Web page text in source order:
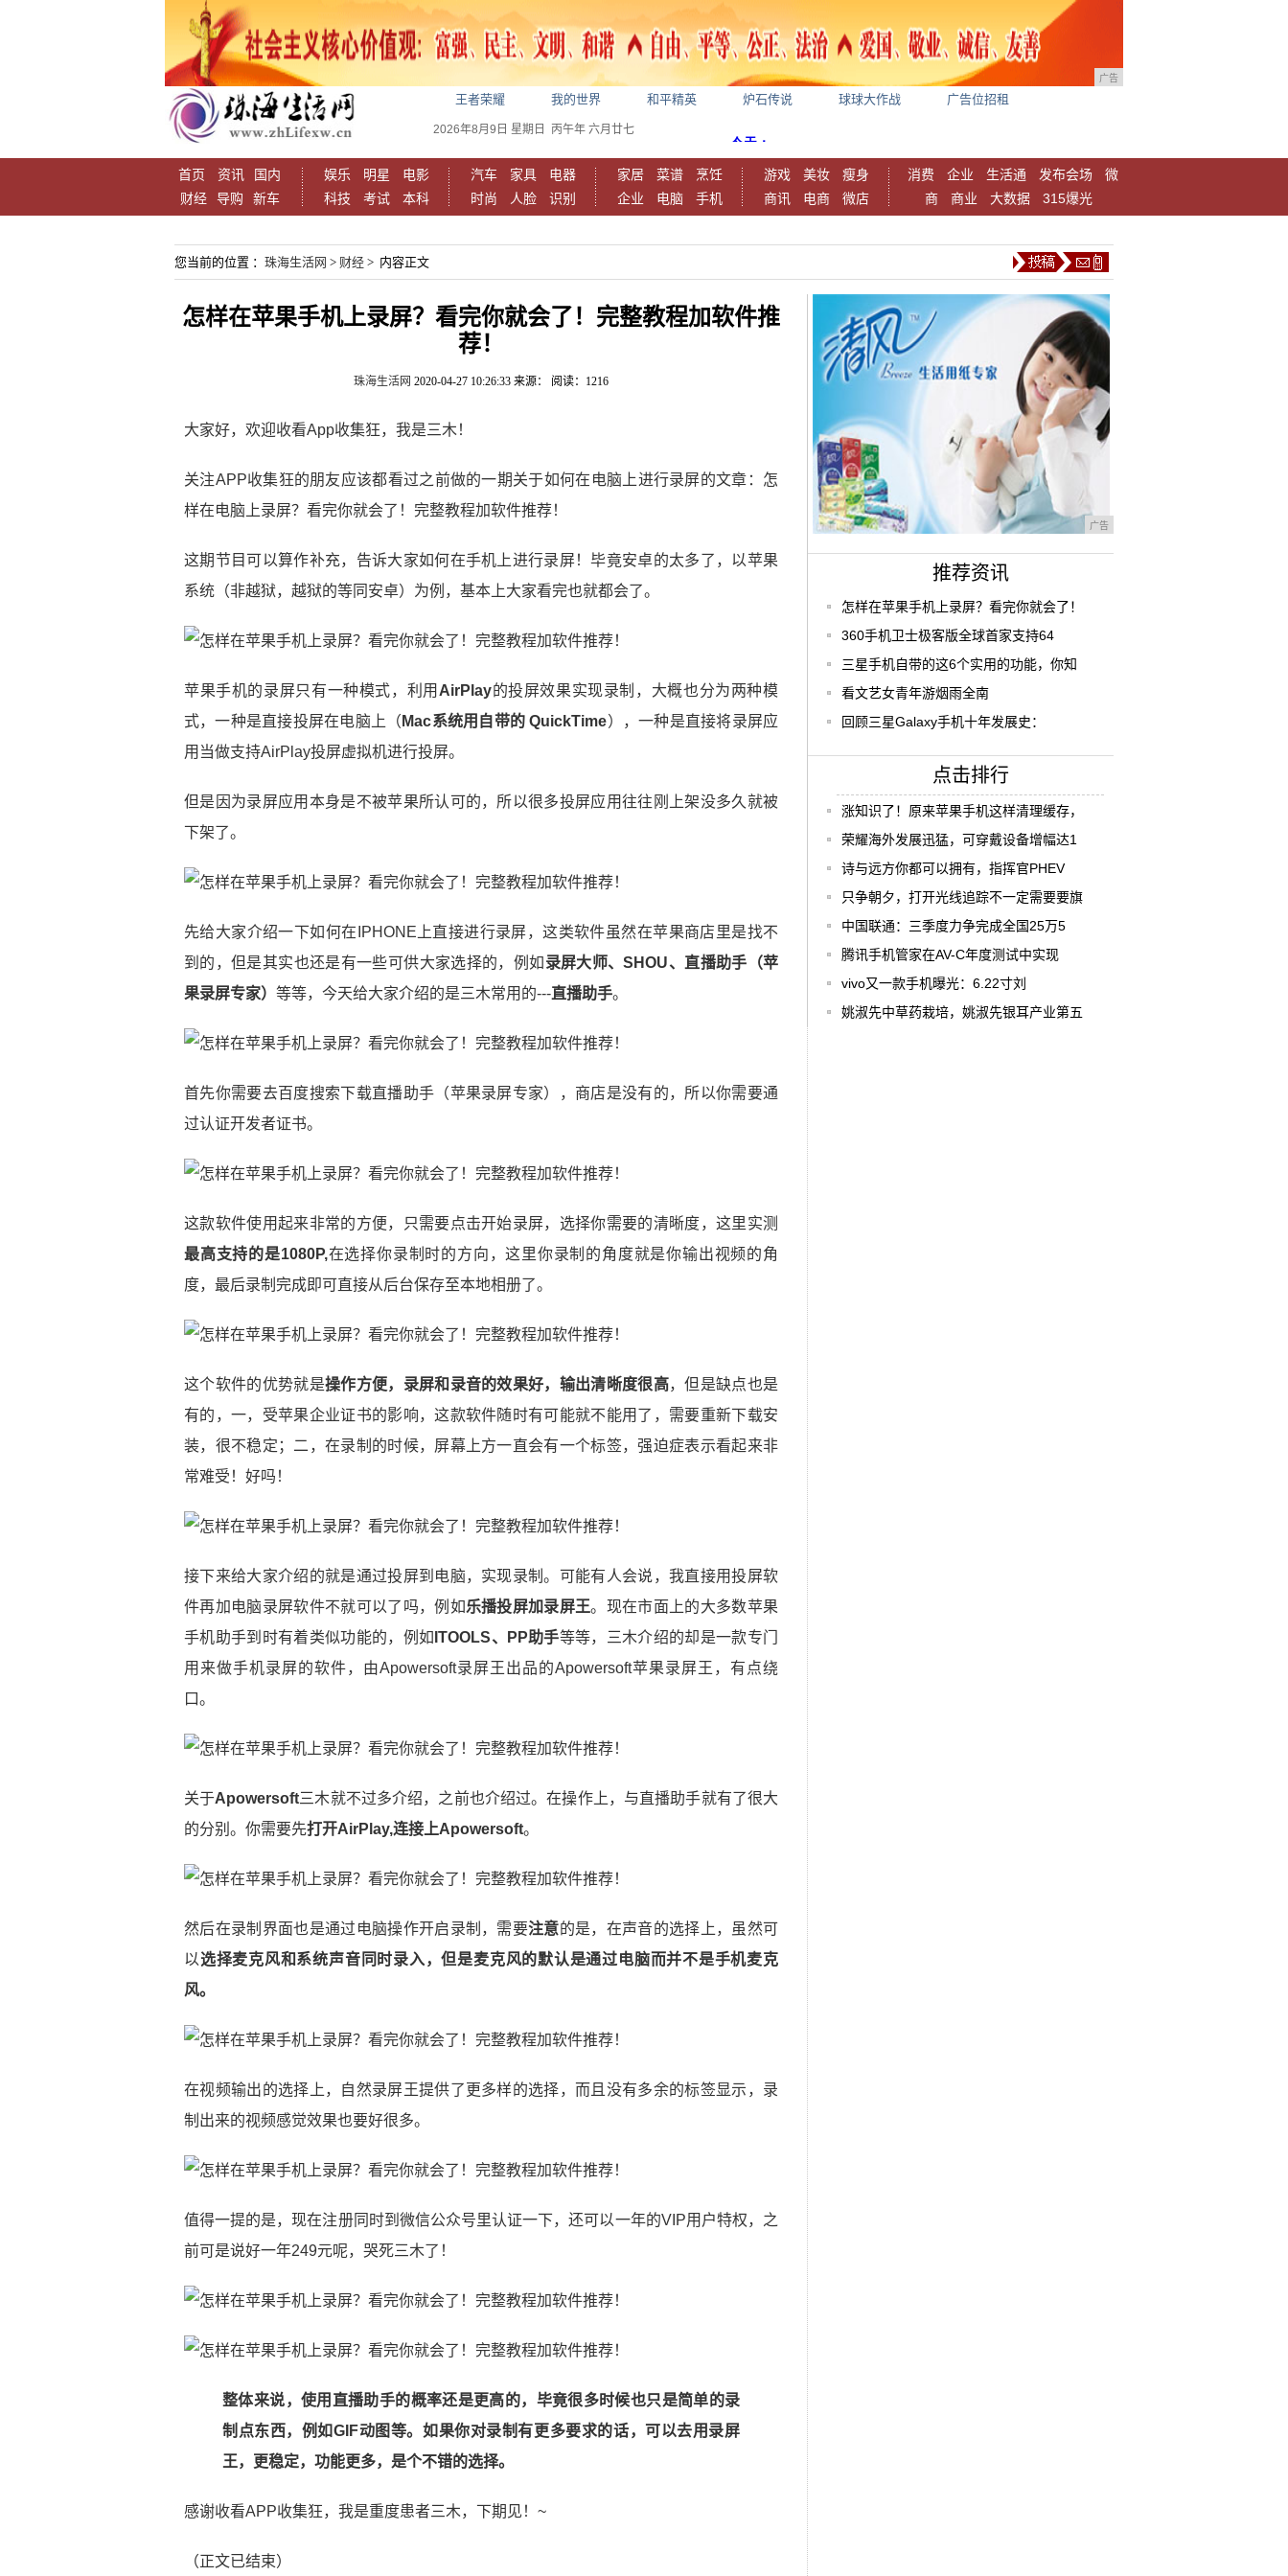
广告
王者荣耀 我的世界 和平精英 炉石传说 球球大作战 广告位招租
2026年8月9日 星期日 丙午年 六月廿七
首页 资讯
国内
财经
导购 新车
娱乐 明星
电影
科技
考试 本科
汽车 家具
电器
时尚
人脸 识别
家居 菜谱
烹饪
企业
电脑 手机
游戏 美妆
瘦身
商讯
电商 微店
消费 企业 生活通 发布会场
微
商
商业 大数据 315爆光
您当前的位置 ： 珠海生活网 > 财经 > 内容正文
怎样在苹果手机上录屏？看完你就会了！完整教程加软件推
荐！
珠海生活网 2020-04-27 10:26:33 来源： 阅读：1216
大家好，欢迎收看App收集狂，我是三木！
关注APP收集狂的朋友应该都看过之前做的一期关于如何在电脑上进行录屏的文章： 怎
样在电脑上录屏？看完你就会了！完整教程加软件推荐！
这期节目可以算作补充，告诉大家如何在手机上进行录屏！毕竟安卓的太多了，以苹果
系统（非越狱，越狱的等同安卓）为例，基本上大家看完也就都会了。
苹果手机的录屏只有一种模式，利用 AirPlay的投屏效果实现录制，大概也分为两种模
式，一种是直接投屏在电脑上（ Mac系统用自带的 QuickTime），一种是直接将录屏应
用当做支持AirPlay投屏虚拟机进行投屏。
但是因为录屏应用本身是不被苹果所认可的，所以很多投屏应用往往刚上架没多久就被
下架了。
先给大家介绍一下如何在IPHONE上直接进行录屏，这类软件虽然在苹果商店里是找不
到的，但是其实也还是有一些可供大家选择的，例如 录屏大师、SHOU、直播助手（苹
果录屏专家） 等等，今天给大家介绍的是三木常用的---直播助手。
首先你需要去百度搜索下载直播助手（苹果录屏专家），商店是没有的，所以你需要通
过认证开发者证书。
这款软件使用起来非常的方便，只需要点击开始录屏，选择你需要的清晰度，这里实测
最高支持的是1080P,在选择你录制时的方向，这里你录制的角度就是你输出视频的角
度，最后录制完成即可直接从后台保存至本地相册了。
这个软件的优势就是操作方便，录屏和录音的效果好，输出清晰度很高，但是缺点也是
有的，一，受苹果企业证书的影响，这款软件随时有可能就不能用了，需要重新下载安
装，很不稳定；二，在录制的时候，屏幕上方一直会有一个标签，强迫症表示看起来非
常难受！好吗！
接下来给大家介绍的就是通过投屏到电脑，实现录制。可能有人会说，我直接用投屏软
件再加电脑录屏软件不就可以了吗，例如乐播投屏加录屏王。现在市面上的大多数苹果
手机助手到时有着类似功能的，例如 ITOOLS、PP助手等等，三木介绍的却是一款专门
用来做手机录屏的软件，由Apowersoft录屏王出品的Apowersoft苹果录屏王，有点绕
口。
关于Apowersoft三木就不过多介绍，之前也介绍过。在操作上，与直播助手就有了很大
的分别。你需要先打开AirPlay,连接上Apowersoft。
然后在录制界面也是通过电脑操作开启录制，需要注意的是，在声音的选择上，虽然可
以 选择麦克风和系统声音同时录入，但是麦克风的默认是通过电脑而并不是手机麦克
风。
在视频输出的选择上，自然录屏王提供了更多样的选择，而且没有多余的标签显示，录
制出来的视频感觉效果也要好很多。
值得一提的是，现在注册同时到微信公众号里认证一下，还可以一年的VIP用户特权，之
前可是说好一年249元呢，哭死三木了！
整体来说，使用直播助手的概率还是更高的，毕竟很多时候也只是简单的录
制点东西，例如GIF动图等。如果你对录制有更多要求的话，可以去用录屏
王，更稳定，功能更多，是个不错的选择。
感谢收看APP收集狂，我是重度患者三木，下期见！~
（正文已结束）
广告
推荐资讯
怎样在苹果手机上录屏？看完你就会了！
360手机卫士极客版全球首家支持64
三星手机自带的这6个实用的功能，你知
看文艺女青年游烟雨全南
回顾三星Galaxy手机十年发展史：
点击排行
涨知识了！原来苹果手机这样清理缓存，
荣耀海外发展迅猛，可穿戴设备增幅达1
诗与远方你都可以拥有，指挥官PHEV
只争朝夕，打开光线追踪不一定需要要旗
中国联通：三季度力争完成全国25万5
腾讯手机管家在AV-C年度测试中实现
vivo又一款手机曝光：6.22寸刘
姚淑先中草药栽培，姚淑先银耳产业第五